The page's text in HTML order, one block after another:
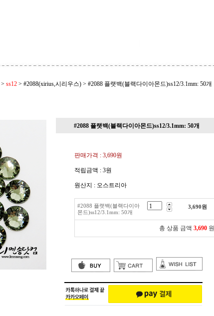
> ss12 > #2088(xirius,시리우스) > #2088 플랫백(블랙다이아몬드)ss12/3.1mm: 50개
#2088 플랫백(블랙다이아몬드)ss12/3.1mm: 50개
판매가격 : 3,690원
적립금액 : 3원
원산지 : 오스트리아
#2088 플랫백(블랙다이아
몬드)ss12/3.1mm: 50개
3,690원
총 상품 금액 3,690 원